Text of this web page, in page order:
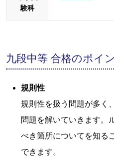
験科
九段中等 合格のポイ
規則性
規則性を扱う問題が多く
問題を解いていきます。
べき箇所についてを知る
できます。